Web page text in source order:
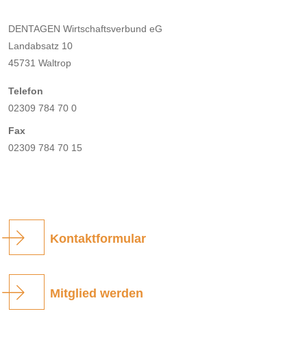
DENTAGEN Wirtschaftsverbund eG
Landabsatz 10
45731 Waltrop
Telefon
02309 784 70 0
Fax
02309 784 70 15
Kontaktformular
Mitglied werden